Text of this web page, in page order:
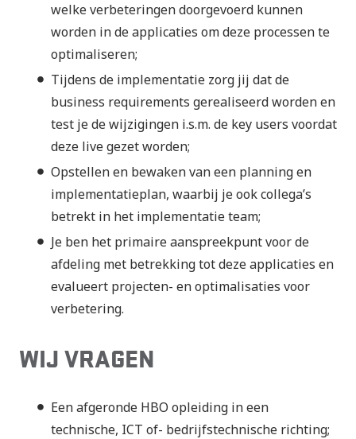
welke verbeteringen doorgevoerd kunnen
worden in de applicaties om deze processen te
optimaliseren;
Tijdens de implementatie zorg jij dat de
business requirements gerealiseerd worden en
test je de wijzigingen i.s.m. de key users voordat
deze live gezet worden;
Opstellen en bewaken van een planning en
implementatieplan, waarbij je ook collega’s
betrekt in het implementatie team;
Je ben het primaire aanspreekpunt voor de
afdeling met betrekking tot deze applicaties en
evalueert projecten- en optimalisaties voor
verbetering.
WIJ VRAGEN
Een afgeronde HBO opleiding in een
technische, ICT of- bedrijfstechnische richting;